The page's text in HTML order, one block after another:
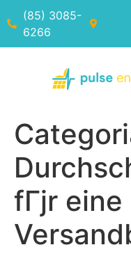
(85) 3085-
6266
fГјr eine